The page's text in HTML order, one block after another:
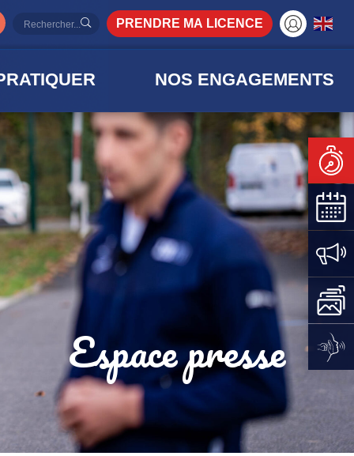
PRENDRE MA LICENCE
NOS ENGAGEMENTS
Espace presse